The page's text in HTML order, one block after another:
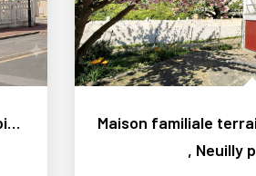
Charmante maison indépendante de 5 pièces avec jardin arboré
, Neuilly